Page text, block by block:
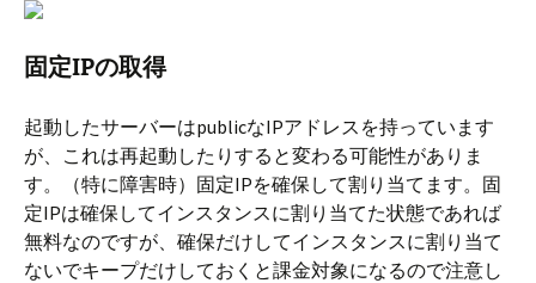
固定IPの取得
起動したサーバーはpublicなIPアドレスを持っています
が、これは再起動したりすると変わる可能性がありま
す。（特に障害時）固定IPを確保して割り当てます。固
定IPは確保してインスタンスに割り当てた状態であれば
無料なのですが、確保だけしてインスタンスに割り当て
ないでキープだけしておくと課金対象になるので注意し